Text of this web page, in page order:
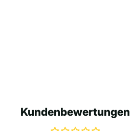
Kundenbewertungen